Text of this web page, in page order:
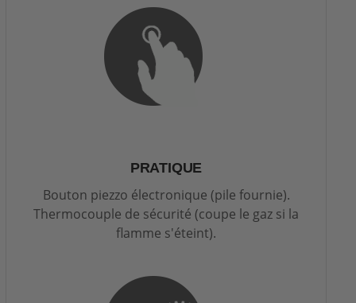
PRATIQUE
Bouton piezzo électronique (pile fournie).
Thermocouple de sécurité (coupe le gaz si la
flamme s'éteint).